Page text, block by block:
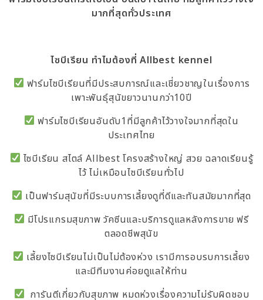
มากที่สุดทั่วประเทศ
ไซบีเรียน ทำไมต้องที่ Allbest kennel
ฟาร์มไซบีเรียนที่มีประสบการณ์และเชี่ยวชาญในเรื่องการ
เพาะพันธุ์สุนัขยาวนานกว่า10ปี
ฟาร์มไซบีเรียนอันดับ1ที่มีลูกค้าไว้วางใจมากที่สุดใน
ประเทศไทย
ไซบีเรียน สไตล์ Allbest โครงสร้างใหญ่ สวย ฉลาดเรียนรู้
ไว้ ไม่เหมือนไซบีเรียนทั่วไป
เป็นฟาร์มสุนัขที่มีระบบการเลี้ยงดูที่ดีและทันสมัยมากที่สุด
มีโปรแกรมสุขภาพ วัคซีนและบริการดูแลหลังการขาย ฟรี
ตลอดชีพสุนัข
เลี้ยงไซบีเรียนไม่เป็นไม่ต้องห่วง เรามีการอบรบการเลี้ยง
และมีทีมงานค่อยดูแลให้ท่าน
การันตีเกี่ยวกับสุขภาพ หมดห่วงเรื่องความไม่รับผิดชอบ